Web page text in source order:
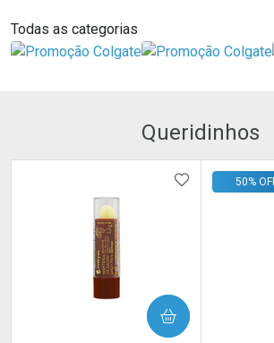
Todas as categorias
Queridinhos
ADICIONAR
COMPRAR
50%